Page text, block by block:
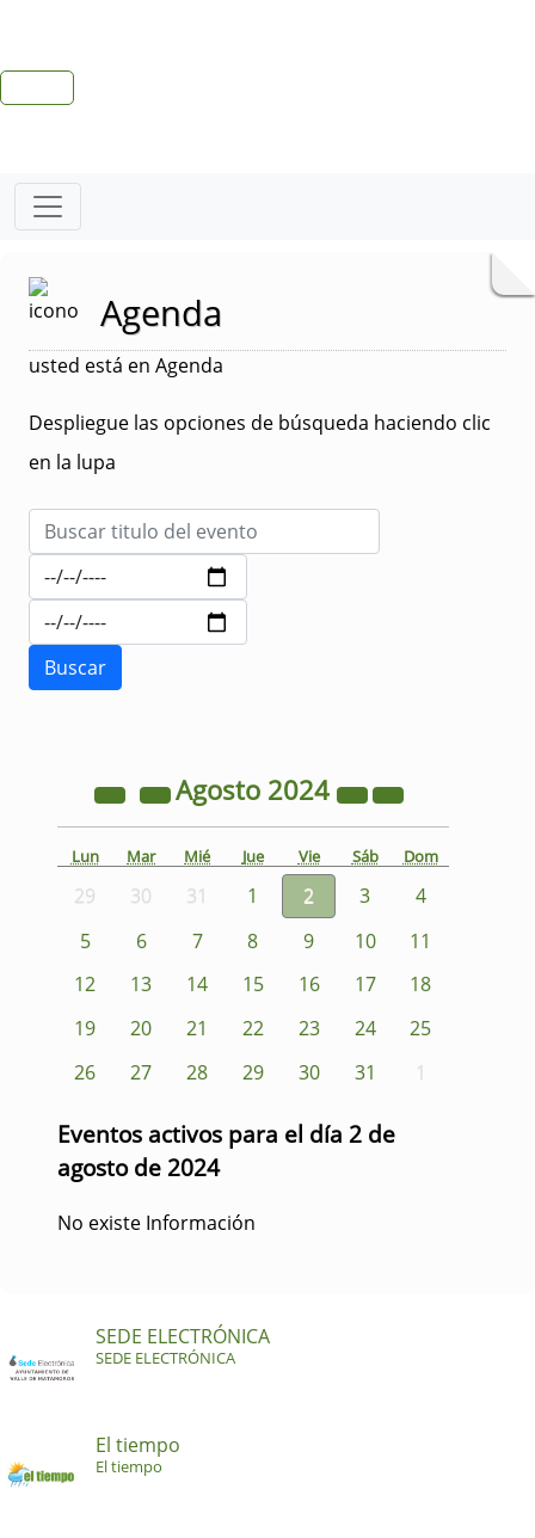
Agenda
usted está en Agenda
Despliegue las opciones de búsqueda haciendo clic
en la lupa
Agosto 2024
Lun Mar Mié Jue Vie Sáb Dom
29 30 31 1 2 3
4
5
6 7 8 9 10
11
12
13 14 15 16 17
18
19
20 21 22 23 24
25
26
27 28 29 30 31 1
Eventos activos para el día 2 de
agosto de 2024
No existe Información
SEDE ELECTRÓNICA
SEDE ELECTRÓNICA
El tiempo
El tiempo